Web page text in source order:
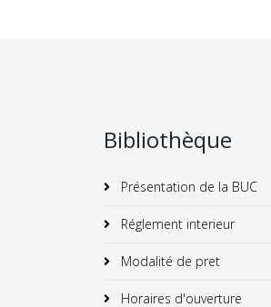
Bibliothèque
Présentation de la BUC
Réglement interieur
Modalité de pret
Horaires d'ouverture